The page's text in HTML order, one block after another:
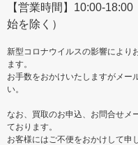
【営業時間】10:00-
始を除く）
新型コロナウイルスの影響により
ます。
お手数をおかけいたしますがメー
い。
なお、買取のお申込、お問合せメ
ております。
お客様にはご不便をおかけして申